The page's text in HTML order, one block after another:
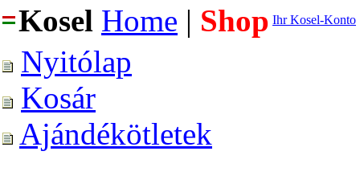
Kosel Home | Shop Ihr Kosel-Konto
Nyitólap
Kosár
Ajándékötletek